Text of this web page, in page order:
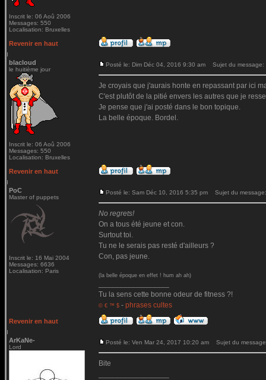
Inscrit le: 06 Aoû 2006
Messages: 550
Localisation: Bruxelles
Revenir en haut
blacloud
le huitième jour
Inscrit le: 06 Aoû 2006
Messages: 550
Localisation: Bruxelles
Posté le: Dim Déc 04, 2016 9:30 am Sujet du message:
Je croyais que j'aurais honte en repassant par ici
C'est plutôt de la pitié envers les autres que je
Je pense que j'ai posté dans le bon topique.
La belle époque. Bordel.
Revenir en haut
PoC
Master of puppets
Inscrit le: 16 Mai 2004
Messages: 6636
Localisation: Paris
Posté le: Sam Déc 10, 2016 5:35 pm Sujet du message:
No regrets!
On a tous été jeune et con.
Surtout toi.
Tu ne le serais pas resté d'ailleurs ?
Con, pas jeune.
(la belle époque en effet ! hum ah ah)
Tu la sens cette bonne odeur de fitness ?!
© € ™ $ - phrases cultes
Revenir en haut
ArKaNe-
Lord
Posté le: Ven Mar 24, 2017 10:20 am Sujet du
Bite